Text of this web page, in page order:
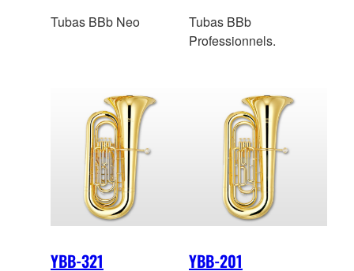
Tubas BBb Neo
Tubas BBb
Professionnels.
YBB-321 YBB-201